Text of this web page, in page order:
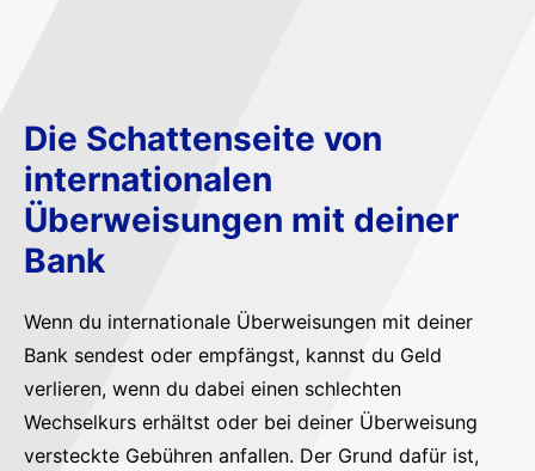
Die Schattenseite von
internationalen
Überweisungen mit deiner
Bank
Wenn du internationale Überweisungen mit deiner
Bank sendest oder empfängst, kannst du Geld
verlieren, wenn du dabei einen schlechten
Wechselkurs erhältst oder bei deiner Überweisung
versteckte Gebühren anfallen. Der Grund dafür ist,